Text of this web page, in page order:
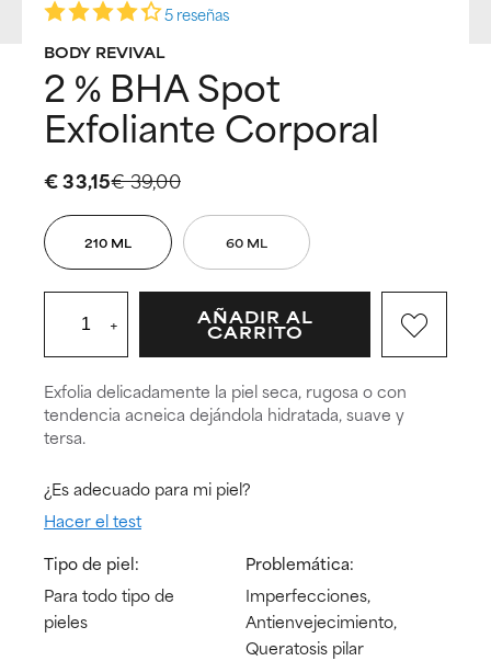
5 reseñas
BODY REVIVAL
2 % BHA Spot
Exfoliante Corporal
€ 39,00
€ 33,15
Exfolia delicadamente la piel seca, rugosa o con
tendencia acneica dejándola hidratada, suave y
tersa.
¿Es adecuado para mi piel?
Hacer el test
Tipo de piel:
Para todo tipo de
pieles
Problemática:
Imperfecciones,
Antienvejecimiento,
Queratosis pilar
210 ML 60 ML
+ AÑADIR AL
CARRITO